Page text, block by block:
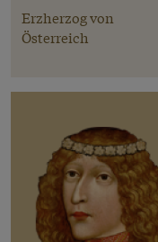
Erzherzog von
Österreich